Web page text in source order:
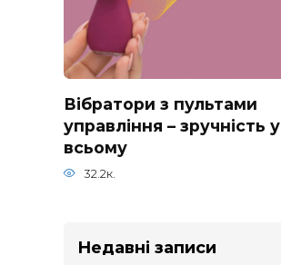
Вібратори з пультами
управління – зручність у
всьому
32.2к.
Недавні записи